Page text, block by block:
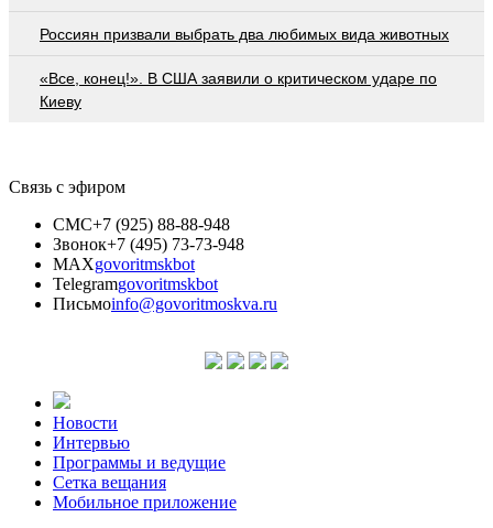
Россиян призвали выбрать два любимых вида животных
«Все, конец!». В США заявили о критическом ударе по
Киеву
Связь с эфиром
СМС+7 (925) 88-88-948
Звонок+7 (495) 73-73-948
MAXgovoritmskbot
Telegramgovoritmskbot
Письмоinfo@govoritmoskva.ru
Новости
Интервью
Программы и ведущие
Сетка вещания
Мобильное приложение